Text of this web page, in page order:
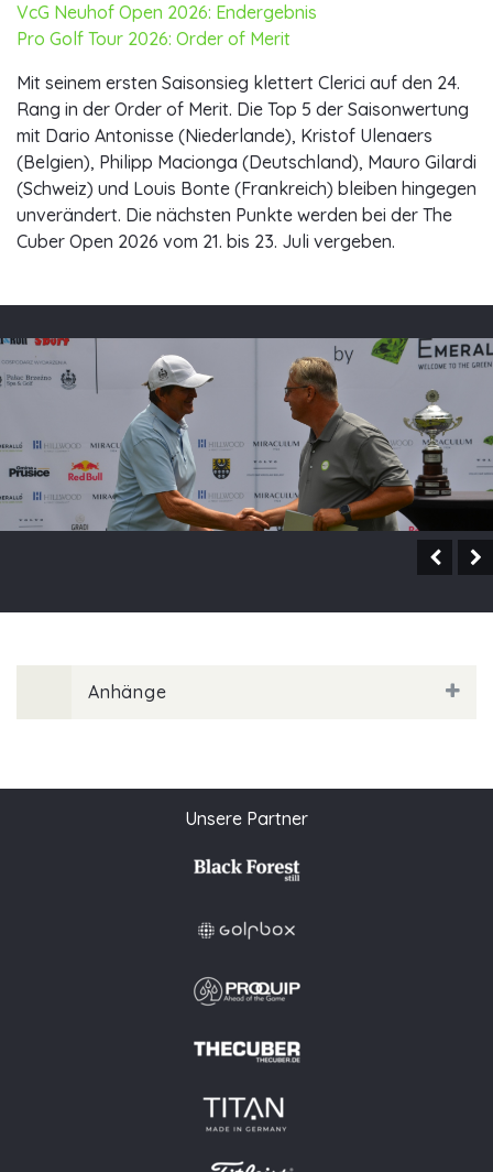
VcG Neuhof Open 2026: Endergebnis
Pro Golf Tour 2026: Order of Merit
Mit seinem ersten Saisonsieg klettert Clerici auf den 24.
Rang in der Order of Merit. Die Top 5 der Saisonwertung
mit Dario Antonisse (Niederlande), Kristof Ulenaers
(Belgien), Philipp Macionga (Deutschland), Mauro Gilardi
(Schweiz) und Louis Bonte (Frankreich) bleiben hingegen
unverändert. Die nächsten Punkte werden bei der The
Cuber Open 2026 vom 21. bis 23. Juli vergeben.
Anhänge
Unsere Partner